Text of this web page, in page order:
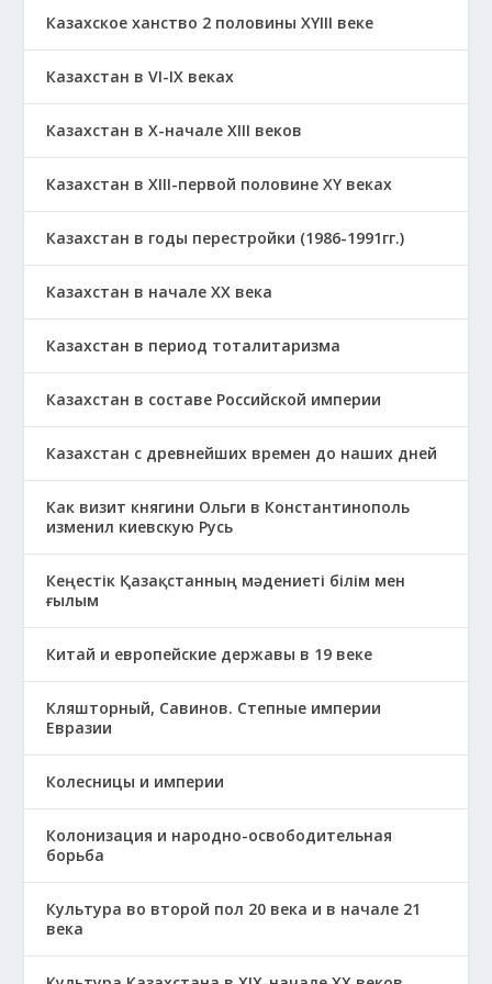
Казахское ханство 2 половины ХҮІІІ веке
Казахстан в VI-IX веках
Казахстан в X-начале XIII веков
Казахстан в XIII-первой половине ХҮ веках
Казахстан в годы перестройки (1986-1991гг.)
Казахстан в начале ХХ века
Казахстан в период тоталитаризма
Казахстан в составе Российской империи
Казахстан с древнейших времен до наших дней
Как визит княгини Ольги в Константинополь
изменил киевскую Русь
Кеңестік Қазақстанның мәдениеті білім мен
ғылым
Китай и европейские державы в 19 веке
Кляшторный, Савинов. Степные империи
Евразии
Колесницы и империи
Колонизация и народно-освободительная
борьба
Культура во второй пол 20 века и в начале 21
века